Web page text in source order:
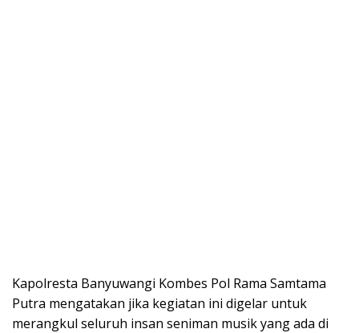
Kapolresta Banyuwangi Kombes Pol Rama Samtama
Putra mengatakan jika kegiatan ini digelar untuk
merangkul seluruh insan seniman musik yang ada di